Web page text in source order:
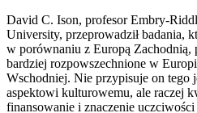
David C. Ison, profesor Embry-
University, przeprowadził badania,
w porównaniu z Europą Zachodnią,
bardziej rozpowszechnione w
Wschodniej. Nie przypisuje on tego
aspektowi kulturowemu, ale raczej
finansowanie i znaczenie